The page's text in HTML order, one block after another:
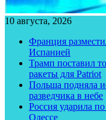
10 августа, 2026
Франция
Испанией
Трамп поставил
ракеты для Patriot
Польша подняла
разведчика в небе
Россия ударила
Одессе